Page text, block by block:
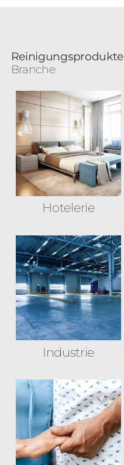
Reinigungsprodukte
Branche
Hotelerie
Industrie